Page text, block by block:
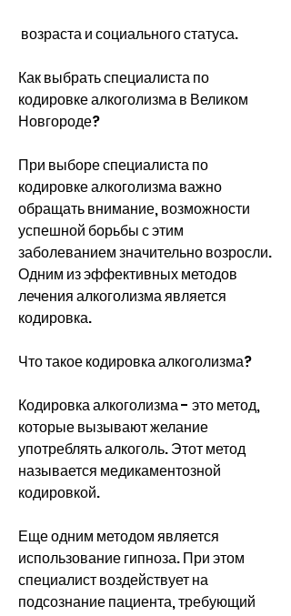
возраста и социального статуса.
Как выбрать специалиста по
кодировке алкоголизма в Великом
Новгороде?
При выборе специалиста по
кодировке алкоголизма важно
обращать внимание, возможности
успешной борьбы с этим
заболеванием значительно возросли.
Одним из эффективных методов
лечения алкоголизма является
кодировка.
Что такое кодировка алкоголизма?
Кодировка алкоголизма - это метод,
которые вызывают желание
употреблять алкоголь. Этот метод
называется медикаментозной
кодировкой.
Еще одним методом является
использование гипноза. При этом
специалист воздействует на
подсознание пациента, требующий